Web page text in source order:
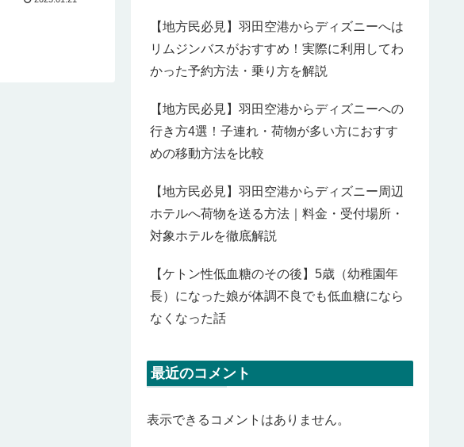
【地方民必見】羽田空港からディズニーへは
リムジンバスがおすすめ！実際に利用してわ
かった予約方法・乗り方を解説
【地方民必見】羽田空港からディズニーへの
行き方4選！子連れ・荷物が多い方におすす
めの移動方法を比較
【地方民必見】羽田空港からディズニー周辺
ホテルへ荷物を送る方法｜料金・受付場所・
対象ホテルを徹底解説
【ケトン性低血糖のその後】5歳（幼稚園年
長）になった娘が体調不良でも低血糖になら
なくなった話
最近のコメント
表示できるコメントはありません。